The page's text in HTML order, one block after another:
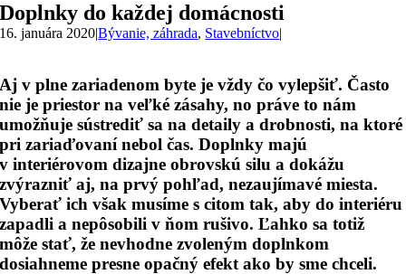
Doplnky do každej domácnosti
16. januára 2020|Bývanie, záhrada, Stavebníctvo|
Aj v plne zariadenom byte je vždy čo vylepšiť. Často
nie je priestor na veľké zásahy, no práve to nám
umožňuje sústrediť sa na detaily a drobnosti, na ktoré
pri zariaďovaní nebol čas. Doplnky majú
v interiérovom dizajne obrovskú silu a dokážu
zvýrazniť aj, na prvý pohľad, nezaujímavé miesta.
Vyberať ich však musíme s citom tak, aby do interiéru
zapadli a nepôsobili v ňom rušivo. Ľahko sa totiž
môže stať, že nevhodne zvoleným doplnkom
dosiahneme presne opačný efekt ako by sme chceli.